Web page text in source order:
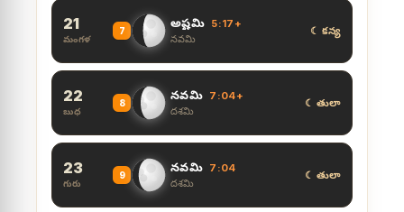
21
మంగళ
7
అష్టమి 5:17+
నవమి
☾ కన్య
22
బుధ
8
నవమి 7:04+
దశమి
☾ తులా
23
గురు
9
నవమి 7:04
దశమి
☾ తులా